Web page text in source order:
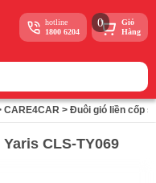
hotline
1800 6204
0
Giỏ
Hàng
CARE4CAR > Đuôi gió liền cốp
CLS-TY069